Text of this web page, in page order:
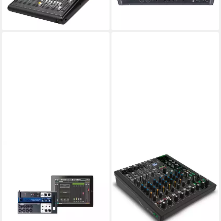
1.031,40 €
lieferbar - in 3-4 Werktagen bei dir